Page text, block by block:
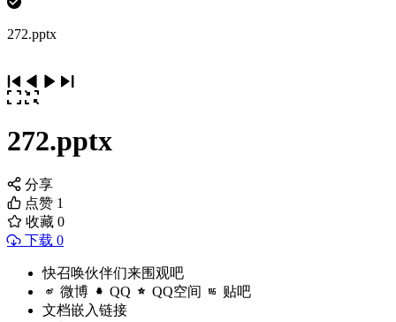
272.pptx
272.pptx
分享
点赞 1
收藏 0
下载 0
快召唤伙伴们来围观吧
微博 QQ QQ空间 贴吧
文档嵌入链接